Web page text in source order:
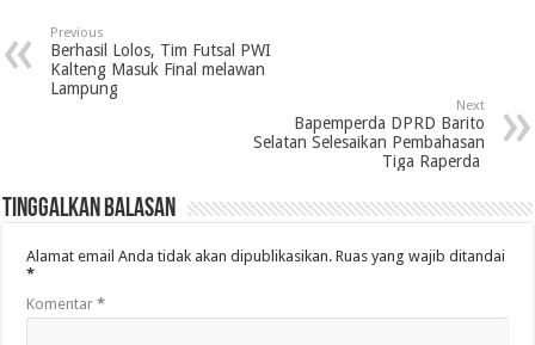
Previous
Berhasil Lolos, Tim Futsal PWI
Kalteng Masuk Final melawan
Lampung
Next
Bapemperda DPRD Barito
Selatan Selesaikan Pembahasan
Tiga Raperda
Tinggalkan Balasan
Alamat email Anda tidak akan dipublikasikan. Ruas yang wajib ditandai
*
Komentar*